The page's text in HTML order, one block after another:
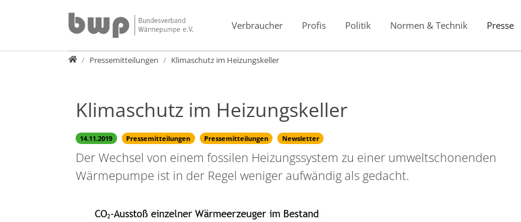
Verbraucher
Profis Politik Normen & Technik Presse
PressePressemitteilungen Klimaschutz im Heizungskeller
Klimaschutz im Heizungskeller
14.11.2019 Pressemitteilungen Pressemitteilungen Newsletter
Der Wechsel von einem fossilen Heizungssystem zu einer umweltschonenden
Wärmepumpe ist in der Regel weniger aufwändig als gedacht.